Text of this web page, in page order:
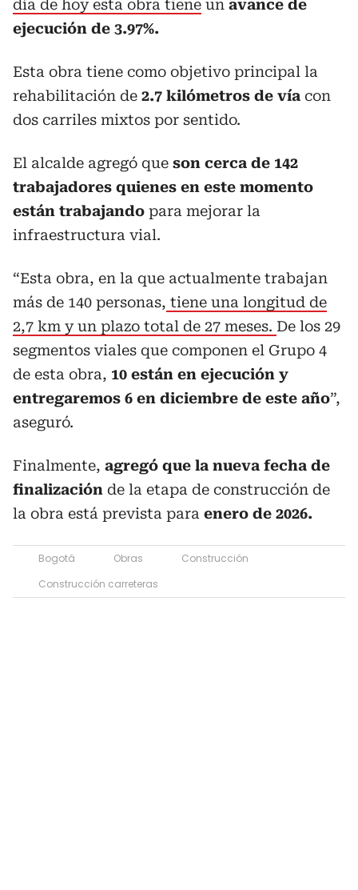
día de hoy esta obra tiene un avance de
ejecución de 3.97%.
Esta obra tiene como objetivo principal la
rehabilitación de 2.7 kilómetros de vía con
dos carriles mixtos por sentido.
El alcalde agregó que son cerca de 142
trabajadores quienes en este momento
están trabajando para mejorar la
infraestructura vial.
“Esta obra, en la que actualmente trabajan
más de 140 personas, tiene una longitud de
2,7 km y un plazo total de 27 meses. De los 29
segmentos viales que componen el Grupo 4
de esta obra, 10 están en ejecución y
entregaremos 6 en diciembre de este año”,
aseguró.
Finalmente, agregó que la nueva fecha de
finalización de la etapa de construcción de
la obra está prevista para enero de 2026.
Bogotá Obras
Construcción
Construcción carreteras